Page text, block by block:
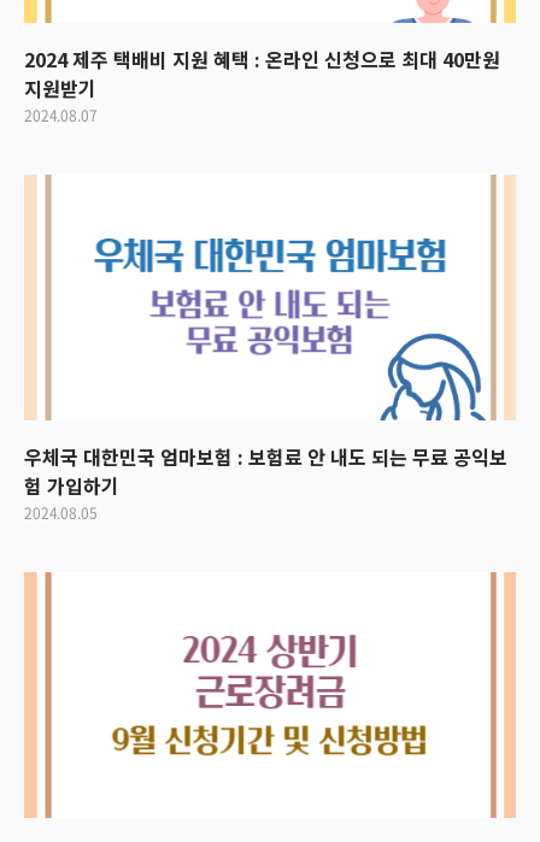
2024 제주 택배비 지원 혜택 : 온라인 신청으로 최대 40만원
지원받기
2024.08.07
우체국 대한민국 엄마보험 : 보험료 안 내도 되는 무료 공익보
험 가입하기
2024.08.05